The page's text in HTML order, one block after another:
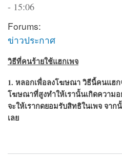
- 15:06
Forums:
ข่าวประกาศ
วิธีที่คนร้ายใช้แฮกเพจ
1. หลอกเพื่อลงโฆษณา วิธีนี้คนแฮ
โฆษณาที่สูงทำให้เรานั้นเกิดความ
จะให้เรากดยอมรับสิทธิในเพจ จาก
เลย
about เพจถูกแฮ็ก กู้เพจคืน วิ